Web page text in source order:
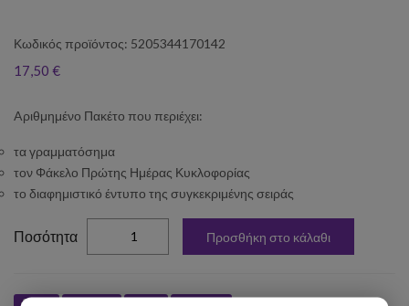
Κωδικός προϊόντος: 5205344170142
17,50 €
Aριθμημένο Πακέτο που περιέχει:
τα γραμματόσημα
τον Φάκελο Πρώτης Ημέρας Κυκλοφορίας
το διαφημιστικό έντυπο της συγκεκριμένης σειράς
Ποσότητα Προσθήκη στο κάλαθι